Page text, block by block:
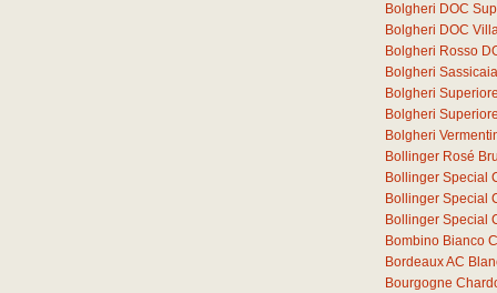
Bolgheri DOC
Bolgheri DOC
Bolgheri Rosso
Bolgheri
Bolgheri
Bolgheri
Bolgheri
Bollinger Rosé
Bollinger Special
Bollinger Special
Bollinger Special
Bombino Bianco
Bordeaux AC
Bourgogne